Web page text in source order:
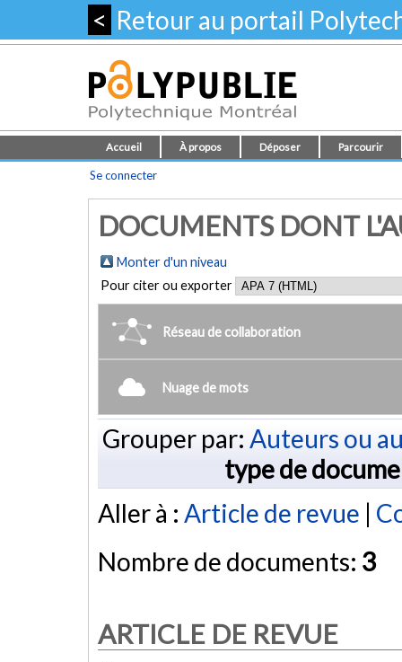
< Retour au portail
Accueil À propos Déposer Parcourir
Se connecter
DOCUMENTS DONT
Monter d'un niveau
Pour citer ou exporter
Réseau de collaboration
Nuage de mots
Grouper par: Auteurs ou
type de
Aller à : Article de revue |
Nombre de documents: 3
ARTICLE DE REVUE